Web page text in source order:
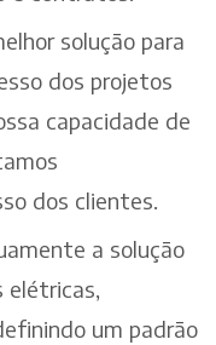
solução para
dos projetos
capacidade de
dos clientes.
a solução
elétricas,
um padrão